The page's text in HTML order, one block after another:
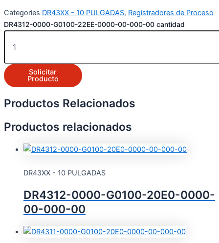
Categories DR43XX - 10 PULGADAS, Registradores de Proceso
DR4312-0000-G0100-22EE-0000-00-000-00 cantidad
Solicitar
Producto
Productos Relacionados
Productos relacionados
DR43XX - 10 PULGADAS
DR4312-0000-G0100-20E0-0000-
00-000-00